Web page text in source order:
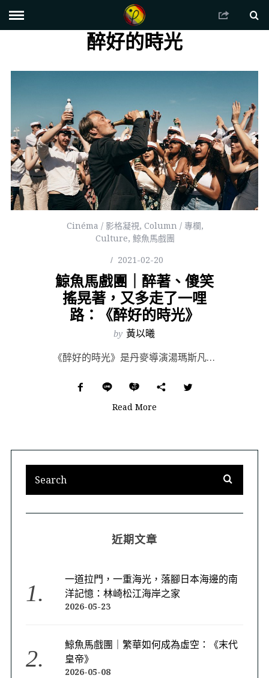
醉好的時光
Cinéma / 影格凝視,Column / 專欄,
Culture,鯨魚馬戲團
2021-02-20
鯨魚馬戲團｜醉著、傻笑
搖晃著，又多走了一哩
路：《醉好的時光》
by 黃以曦
《醉好的時光》是丹麥導演湯瑪斯凡提柏格（Thomas Vinterberg）的新作，劇情從一名面臨年...
Read More
近期文章
一道拉門，一重海光，落腳日本海邊的南
洋記憶：林崎松江海岸之家
2026-05-23
鯨魚馬戲團｜繁華如何成為虛空：《末代
皇帝》
2026-05-08